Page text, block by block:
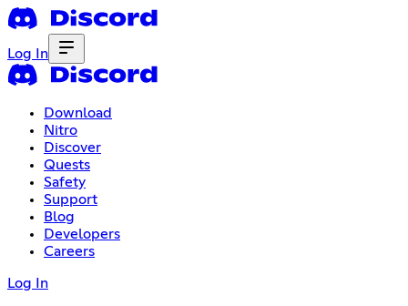
Log In
Download
Nitro
Discover
Quests
Safety
Support
Blog
Developers
Careers
Log In